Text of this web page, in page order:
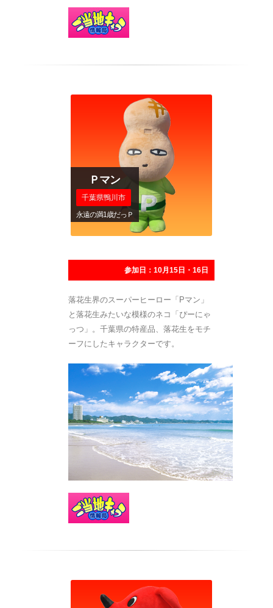
Ｐマン
千葉県鴨川市
永遠の満1歳だっＰ
参加日：10月15日・16日
落花生界のスーパーヒーロー「Pマン」
と落花生みたいな模様のネコ「ぴーにゃ
っつ」。千葉県の特産品、落花生をモチ
ーフにしたキャラクターです。